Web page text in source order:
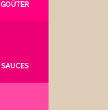
GOÛTER
SAUCES